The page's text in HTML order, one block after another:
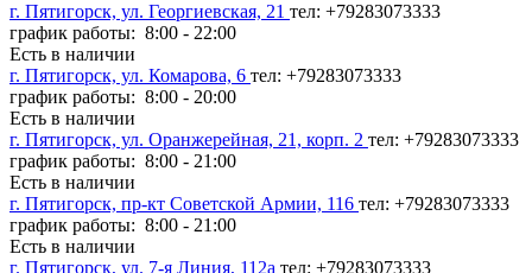
г. Пятигорск, ул. Георгиевская, 21 тел: +79283073333
график работы: 8:00 - 22:00
Есть в наличии
г. Пятигорск, ул. Комарова, 6 тел: +79283073333
график работы: 8:00 - 20:00
Есть в наличии
г. Пятигорск, ул. Оранжерейная, 21, корп. 2 тел: +79283073333
график работы: 8:00 - 21:00
Есть в наличии
г. Пятигорск, пр-кт Советской Армии, 116 тел: +79283073333
график работы: 8:00 - 21:00
Есть в наличии
г. Пятигорск, ул. 7-я Линия, 112а тел: +79283073333